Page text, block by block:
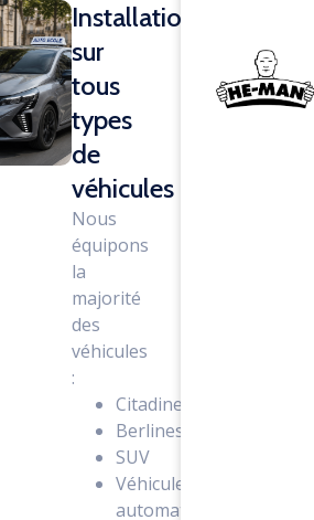
Installation
sur
tous
types
de
véhicules
Nous
équipons
la
majorité
des
véhicules
:
Citadines
Berlines
SUV
Véhicules
automatiques